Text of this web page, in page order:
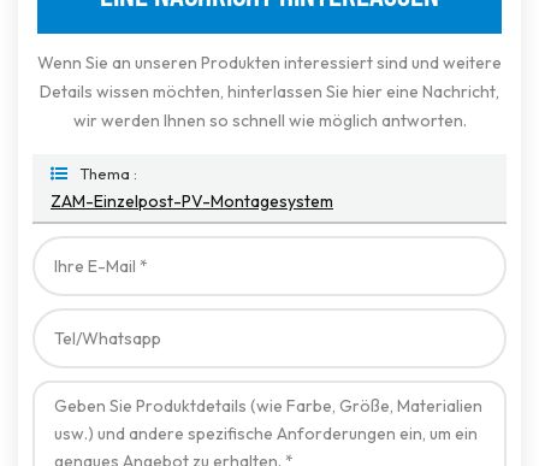
Wenn Sie an unseren Produkten interessiert sind und weitere
Details wissen möchten, hinterlassen Sie hier eine Nachricht,
wir werden Ihnen so schnell wie möglich antworten.
Thema :
ZAM-Einzelpost-PV-Montagesystem